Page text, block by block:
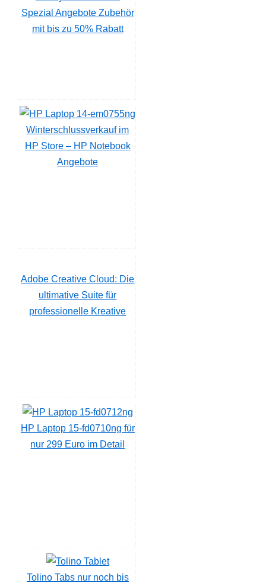
Spezial Angebote Zubehör
mit bis zu 50% Rabatt
Winterschlussverkauf im
HP Store – HP Notebook
Angebote
Adobe Creative Cloud: Die
ultimative Suite für
professionelle Kreative
HP Laptop 15-fd0710ng für
nur 299 Euro im Detail
Tolino Tabs nur noch bis